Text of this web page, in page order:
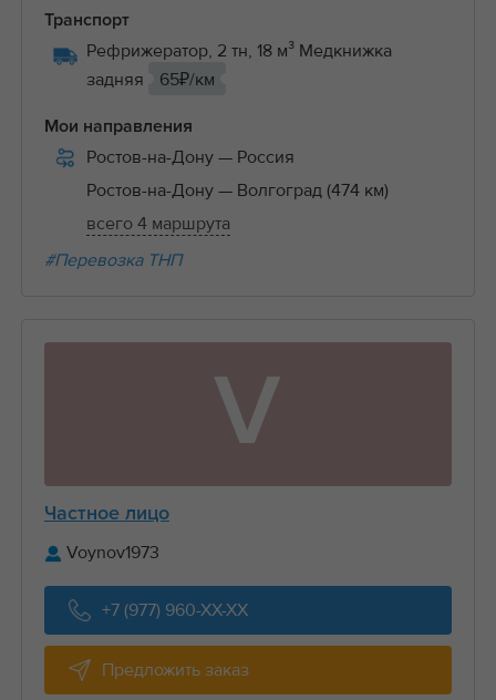
Транспорт
Рефрижератор, 2 тн, 18 м³ Медкнижка
задняя
65₽/км
Мои направления
Ростов-на-Дону — Россия
Ростов-на-Дону — Волгоград (474 км)
всего 4 маршрута
#Перевозка ТНП
V
Частное лицо
Voynov1973
+7 (977) 960-XX-XX
Предложить заказ